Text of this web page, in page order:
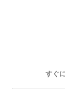
すぐ